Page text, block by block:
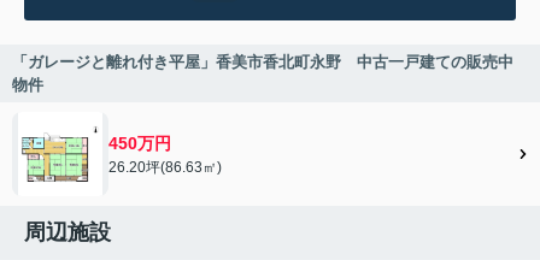
「ガレージと離れ付き平屋」香美市香北町永野 中古一戸建ての販売中
物件
450万円
26.20坪(86.63㎡)
周辺施設